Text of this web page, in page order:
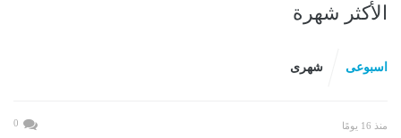
الأكثر شهرة
اسبوعى شهرى
منذ 16 يومًا 0